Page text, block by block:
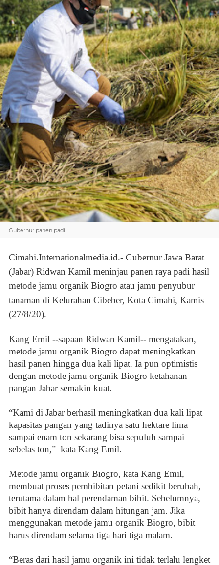
Gubernur panen padi
Cimahi.Internationalmedia.id.- Gubernur Jawa Barat
(Jabar) Ridwan Kamil meninjau panen raya padi hasil
metode jamu organik Biogro atau jamu penyubur
tanaman di Kelurahan Cibeber, Kota Cimahi, Kamis
(27/8/20).
Kang Emil --sapaan Ridwan Kamil-- mengatakan,
metode jamu organik Biogro dapat meningkatkan
hasil panen hingga dua kali lipat. Ia pun optimistis
dengan metode jamu organik Biogro ketahanan
pangan Jabar semakin kuat.
“Kami di Jabar berhasil meningkatkan dua kali lipat
kapasitas pangan yang tadinya satu hektare lima
sampai enam ton sekarang bisa sepuluh sampai
sebelas ton,” kata Kang Emil.
Metode jamu organik Biogro, kata Kang Emil,
membuat proses pembibitan petani sedikit berubah,
terutama dalam hal perendaman bibit. Sebelumnya,
bibit hanya direndam dalam hitungan jam. Jika
menggunakan metode jamu organik Biogro, bibit
harus direndam selama tiga hari tiga malam.
“Beras dari hasil jamu organik ini tidak terlalu lengket